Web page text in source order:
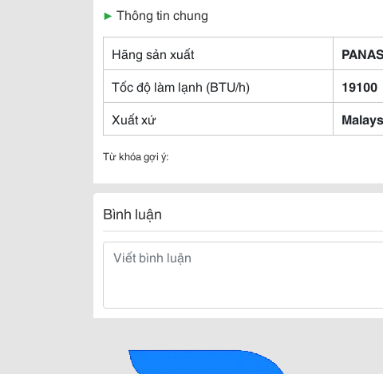
▶ Thông tin chung
Hãng sản xuất
Tốc độ làm lạnh (BTU/h)
19100
Xuất xứ
Từ khóa gợi ý:
Bình luận